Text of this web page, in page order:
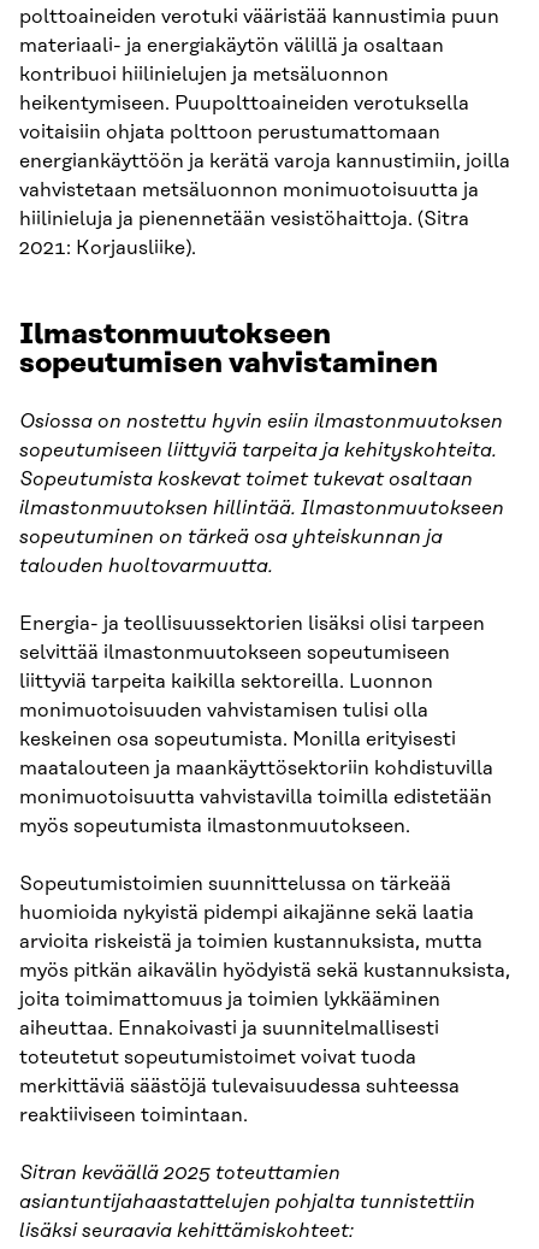
polttoaineiden verotuki vääristää kannustimia puun
materiaali- ja energiakäytön välillä ja osaltaan
kontribuoi hiilinielujen ja metsäluonnon
heikentymiseen. Puupolttoaineiden verotuksella
voitaisiin ohjata polttoon perustumattomaan
energiankäyttöön ja kerätä varoja kannustimiin, joilla
vahvistetaan metsäluonnon monimuotoisuutta ja
hiilinieluja ja pienennetään vesistöhaittoja. (Sitra
2021: Korjausliike).
Ilmastonmuutokseen
sopeutumisen vahvistaminen
Osiossa on nostettu hyvin esiin ilmastonmuutoksen
sopeutumiseen liittyviä tarpeita ja kehityskohteita.
Sopeutumista koskevat toimet tukevat osaltaan
ilmastonmuutoksen hillintää. Ilmastonmuutokseen
sopeutuminen on tärkeä osa yhteiskunnan ja
talouden huoltovarmuutta.
Energia- ja teollisuussektorien lisäksi olisi tarpeen
selvittää ilmastonmuutokseen sopeutumiseen
liittyviä tarpeita kaikilla sektoreilla. Luonnon
monimuotoisuuden vahvistamisen tulisi olla
keskeinen osa sopeutumista. Monilla erityisesti
maatalouteen ja maankäyttösektoriin kohdistuvilla
monimuotoisuutta vahvistavilla toimilla edistetään
myös sopeutumista ilmastonmuutokseen.
Sopeutumistoimien suunnittelussa on tärkeää
huomioida nykyistä pidempi aikajänne sekä laatia
arvioita riskeistä ja toimien kustannuksista, mutta
myös pitkän aikavälin hyödyistä sekä kustannuksista,
joita toimimattomuus ja toimien lykkääminen
aiheuttaa. Ennakoivasti ja suunnitelmallisesti
toteutetut sopeutumistoimet voivat tuoda
merkittäviä säästöjä tulevaisuudessa suhteessa
reaktiiviseen toimintaan.
Sitran keväällä 2025 toteuttamien
asiantuntijahaastattelujen pohjalta tunnistettiin
lisäksi seuraavia kehittämiskohteet: